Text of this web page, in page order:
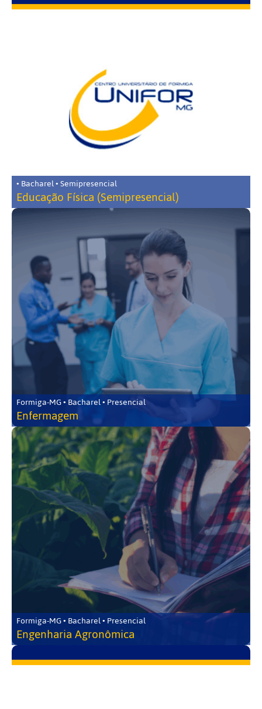
• Bacharel • Semipresencial
Educação Física (Semipresencial)
Formiga-MG • Bacharel • Presencial
Enfermagem
Formiga-MG • Bacharel • Presencial
Engenharia Agronômica